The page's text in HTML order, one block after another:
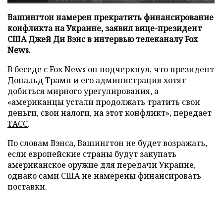
Вашингтон намерен прекратить финансирование
конфликта на Украине, заявил вице-президент
США Джей Ди Вэнс в интервью телеканалу Fox
News.
В беседе сFox News он подчеркнул, что президент
Дональд Трамп и его администрация хотят
добиться мирного урегулирования, а
«американцы устали продолжать тратить свои
деньги, свои налоги, на этот конфликт», передает
ТАСС.
По словам Вэнса, Вашингтон не будет возражать,
если европейские страны будут закупать
американское оружие для передачи Украине,
однако сами США не намерены финансировать
поставки.